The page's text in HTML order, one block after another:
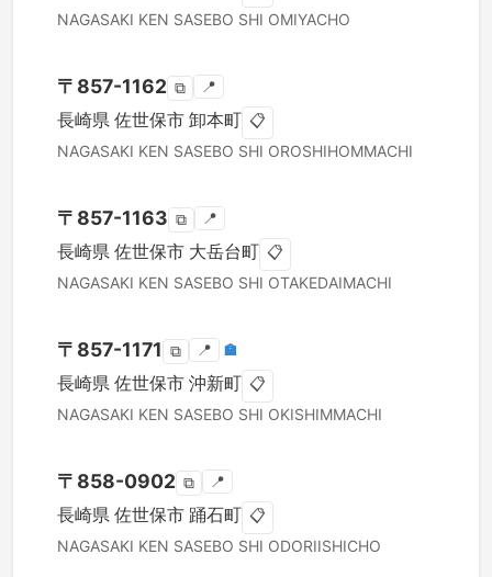
NAGASAKI KEN SASEBO SHI OMIYACHO
〒 857-1162 ⧉ 📍
長崎県 佐世保市 卸本町 📋
NAGASAKI KEN SASEBO SHI OROSHIHOMMACHI
〒 857-1163 ⧉ 📍
長崎県 佐世保市 大岳台町 📋
NAGASAKI KEN SASEBO SHI OTAKEDAIMACHI
〒 857-1171 ⧉ 📍 🏣
長崎県 佐世保市 沖新町 📋
NAGASAKI KEN SASEBO SHI OKISHIMMACHI
〒 858-0902 ⧉ 📍
長崎県 佐世保市 踊石町 📋
NAGASAKI KEN SASEBO SHI ODORIISHICHO